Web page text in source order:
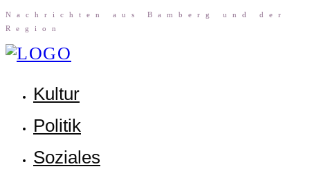
Nach­rich­ten aus Bam­berg und der
Region
Kul­tur
Poli­tik
Sozia­les